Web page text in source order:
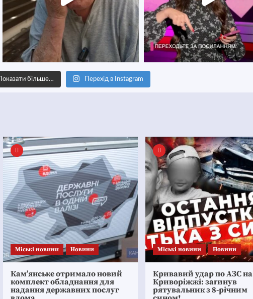
Показати більше… Перехід в Instagram
Mіські новини Новини
Кам’янське отримало новий
комплект обладнання для
надання державних послуг
Mіські новини Новини
Кривавий удар по АЗС на
Криворіжжі: загинув
рятувальник з 8-річним